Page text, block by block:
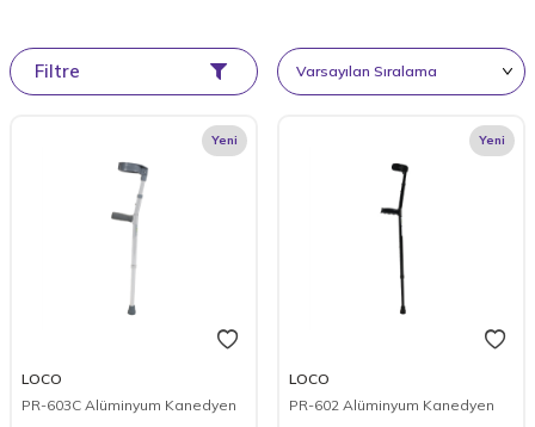
Filtre
Yeni
LOCO
PR-603C Alüminyum Kanedyen
Yeni
LOCO
PR-602 Alüminyum Kanedyen